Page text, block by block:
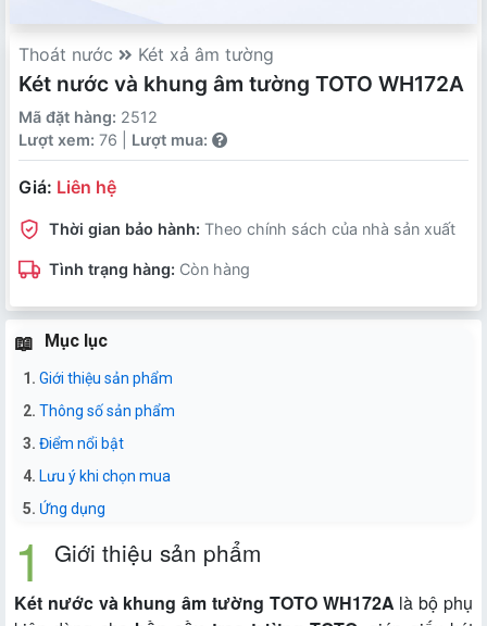
Thoát nước Két xả âm tường
Két nước và khung âm tường TOTO WH172A
Mã đặt hàng: 2512
Lượt xem: 76 | Lượt mua:
Giá: Liên hệ
Thời gian bảo hành: Theo chính sách của nhà sản xuất
Tình trạng hàng: Còn hàng
Mục lục
Giới thiệu sản phẩm
Thông số sản phẩm
Điểm nổi bật
Lưu ý khi chọn mua
Ứng dụng
Giới thiệu sản phẩm
Két nước và khung âm tường TOTO WH172A là bộ phụ